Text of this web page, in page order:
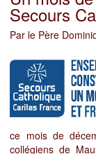
Secours
Par le Père
ce mois de
collégiens de